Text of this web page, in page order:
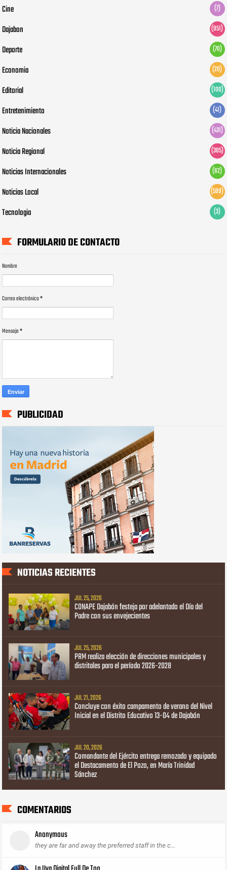
Cine (7)
Dajabon (951)
Deporte (70)
Economia (20)
Editorial (100)
Entretenimiento (41)
Noticia Nacionales (431)
Noticia Regional (385)
Noticias Internacionales (62)
Noticias Local (599)
Tecnologia (3)
FORMULARIO DE CONTACTO
Nombre
Correo electrónico*
Mensaje*
PUBLICIDAD
NOTICIAS RECIENTES
JUL 25, 2026
CONAPE Dajabón festeja por adelantado el Día del
Padre con sus envejecientes
JUL 25, 2026
PRM realiza elección de direcciones municipales y
distritales para el período 2026-2028
JUL 21, 2026
Concluye con éxito campamento de verano del Nivel
Inicial en el Distrito Educativo 13-04 de Dajabón
JUL 20, 2026
Comandante del Ejército entrega remozado y equipado
el Destacamento de El Pozo, en María Trinidad
Sánchez
COMENTARIOS
Anonymous
they are far and away the preferred staff in the c...